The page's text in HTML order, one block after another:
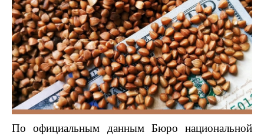
По официальным данным Бюро национальной